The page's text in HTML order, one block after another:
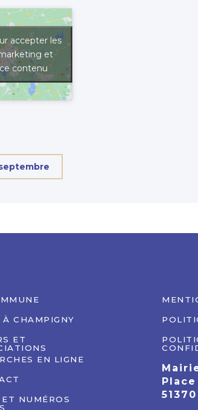
accepter les
et
contenu
À CHAMPIGNY
ET
EN LIGNE
NUMÉROS